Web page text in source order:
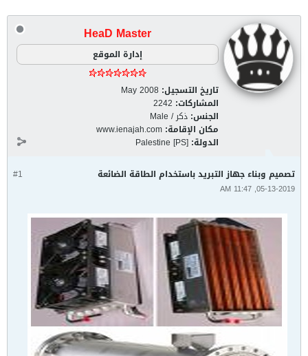
HeaD Master
إدارة الموقع
تاريخ التسجيل: May 2008
المشاركات: 2242
الجنس: ذكر / Male
مكان الإقامة: www.ienajah.com
الدولة: Palestine [PS]
#1 تصميم وبناء جهاز التبريد باستخدام الطاقة الضائعة
05-13-2019, 11:47 AM